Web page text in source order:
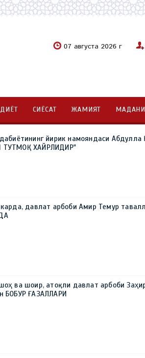
07 августа 2026 г
СИЁСАТ ЖАМИЯТ
йирик намояндаси Абдулла
ТУТМОҚ ХАЙРЛИДИР"
давлат арбоби Амир Темур
ва шоир, атоқли давлат арбоби
БОБУР ҒАЗАЛЛАРИ